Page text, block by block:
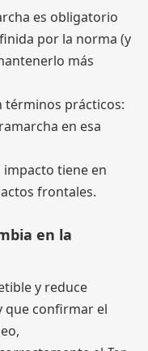
es obligatorio
por la norma (y
más
términos prácticos:
en esa
impacto tiene en
frontales.
en la
y reduce
que confirmar el